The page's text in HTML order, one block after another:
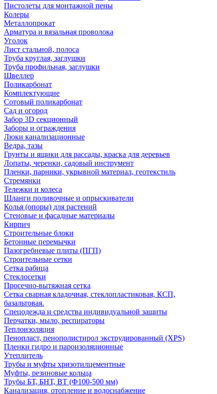
Пистолеты для монтажной пены
Колеры
Металлопрокат
Арматура и вязальная проволока
Уголок
Лист стальной, полоса
Труба круглая, заглушки
Труба профильная, заглушки
Швеллер
Поликарбонат
Комплектующие
Сотовый поликарбонат
Сад и огород
Забор 3D секционный
Заборы и ограждения
Люки канализационные
Ведра, тазы
Грунты и ящики для рассады, краска для деревьев
Лопаты, черенки, садовый инструмент
Пленки, парники, укрывной материал, геотекстиль
Стремянки
Тележки и колеса
Шланги поливочные и опрыскиватели
Колья (опоры) для растений
Стеновые и фасадные материалы
Кирпич
Строительные блоки
Бетонные перемычки
Пазогребневые плиты (ПГП)
Строительные сетки
Сетка рабица
Стеклосетки
Просечно-вытяжная сетка
Сетка сварная кладочная, стеклопластиковая, КСП,
базальтовая.
Спецодежда и средства индивидуальной защиты
Перчатки, мыло, респираторы
Теплоизоляция
Пенопласт, пенополистирол экструдированный (XPS)
Пленки гидро и пароизоляционные
Утеплитель
Трубы и муфты хризотилцементные
Муфты, резиновые кольца
Трубы БТ, БНТ, ВТ (Ф100-500 мм)
Канализация, отопление и водоснабжение